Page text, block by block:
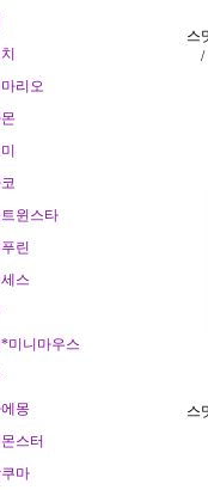
리오
윈스타
린
스
미니마우스
몽
스터
마
스
/
스